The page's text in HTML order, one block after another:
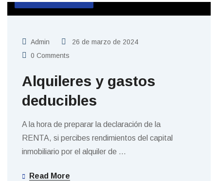
Admin
26 de marzo de 2024
0 Comments
Alquileres y gastos
deducibles
A la hora de preparar la declaración de la
RENTA, si percibes rendimientos del capital
inmobiliario por el alquiler de …
Read More